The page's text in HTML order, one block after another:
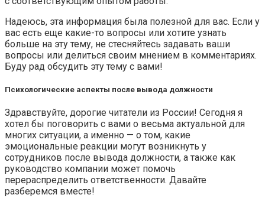
Надеюсь, эта информация была полезной для вас. Если у
вас есть еще какие-то вопросы или хотите узнать
больше на эту тему, не стесняйтесь задавать ваши
вопросы или делиться своим мнением в комментариях.
Буду рад обсудить эту тему с вами!
Психологические аспекты после вывода должности
Здравствуйте, дорогие читатели из России! Сегодня я
хотел бы поговорить с вами о весьма актуальной для
многих ситуации, а именно — о том, какие
эмоциональные реакции могут возникнуть у
сотрудников после вывода должности, а также как
руководство компании может помочь
перераспределить ответственности. Давайте
разберемся вместе!